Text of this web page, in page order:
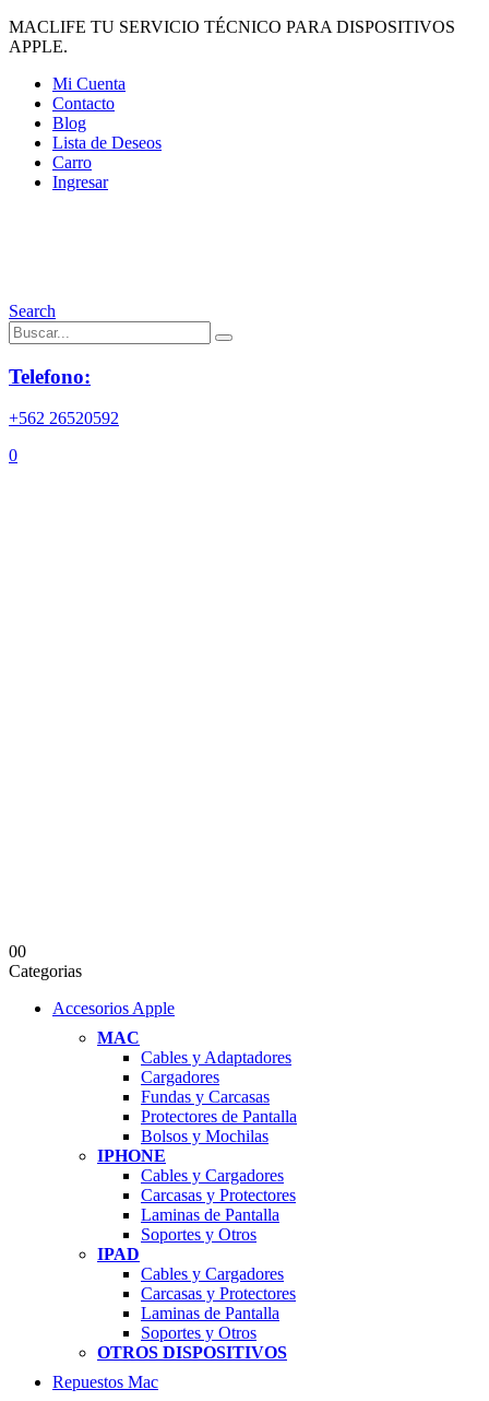
MACLIFE TU SERVICIO TÉCNICO PARA DISPOSITIVOS
APPLE.
Mi Cuenta
Contacto
Blog
Lista de Deseos
Carro
Ingresar
Search
Telefono:
+562 26520592
0
00
Categorias
Accesorios Apple
MAC
Cables y Adaptadores
Cargadores
Fundas y Carcasas
Protectores de Pantalla
Bolsos y Mochilas
IPHONE
Cables y Cargadores
Carcasas y Protectores
Laminas de Pantalla
Soportes y Otros
IPAD
Cables y Cargadores
Carcasas y Protectores
Laminas de Pantalla
Soportes y Otros
OTROS DISPOSITIVOS
Repuestos Mac